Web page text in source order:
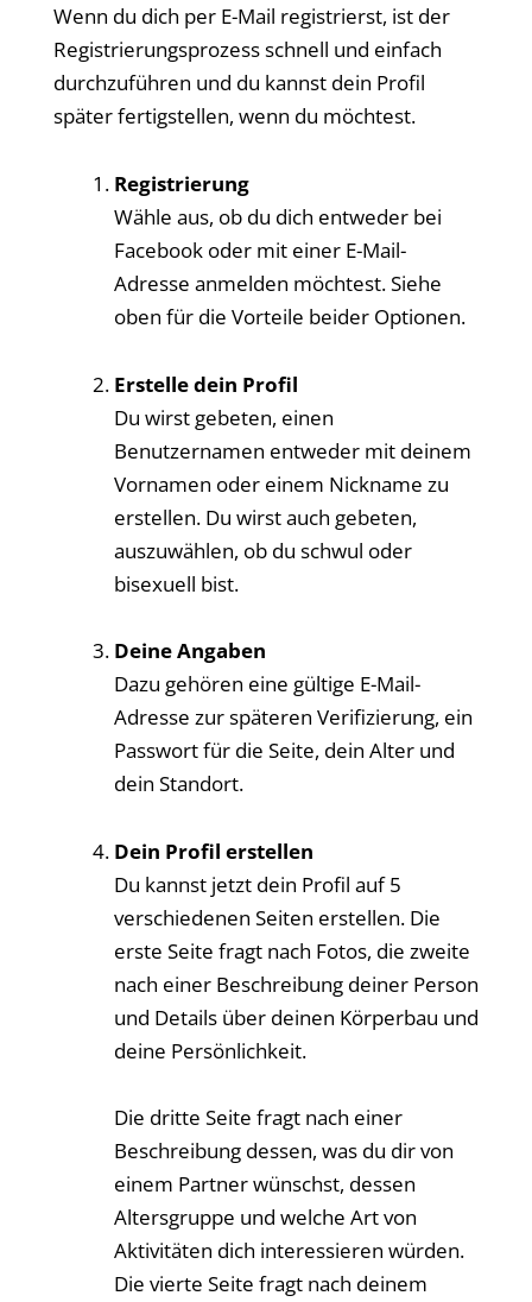
Wenn du dich per E-Mail registrierst, ist der
Registrierungsprozess schnell und einfach
durchzuführen und du kannst dein Profil
später fertigstellen, wenn du möchtest.
Registrierung
Wähle aus, ob du dich entweder bei
Facebook oder mit einer E-Mail-
Adresse anmelden möchtest. Siehe
oben für die Vorteile beider Optionen.
Erstelle dein Profil
Du wirst gebeten, einen
Benutzernamen entweder mit deinem
Vornamen oder einem Nickname zu
erstellen. Du wirst auch gebeten,
auszuwählen, ob du schwul oder
bisexuell bist.
Deine Angaben
Dazu gehören eine gültige E-Mail-
Adresse zur späteren Verifizierung, ein
Passwort für die Seite, dein Alter und
dein Standort.
Dein Profil erstellen
Du kannst jetzt dein Profil auf 5
verschiedenen Seiten erstellen. Die
erste Seite fragt nach Fotos, die zweite
nach einer Beschreibung deiner Person
und Details über deinen Körperbau und
deine Persönlichkeit.
Die dritte Seite fragt nach einer
Beschreibung dessen, was du dir von
einem Partner wünschst, dessen
Altersgruppe und welche Art von
Aktivitäten dich interessieren würden.
Die vierte Seite fragt nach deinem